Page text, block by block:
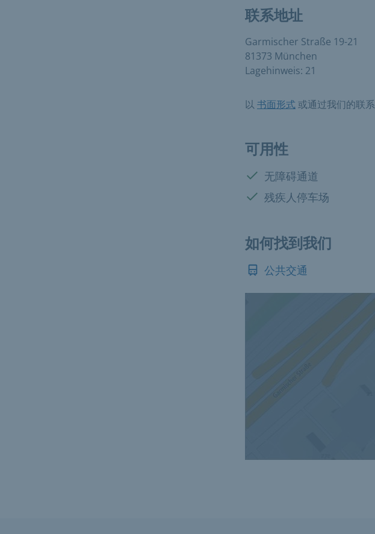
联系地址
Garmischer Straße 19-21
81373 München
Lagehinweis: 21
以 书面形式或通过我们的联系
可用性
有: 无障碍通道
有: 残疾人停车场
如何找到我们
公共交通